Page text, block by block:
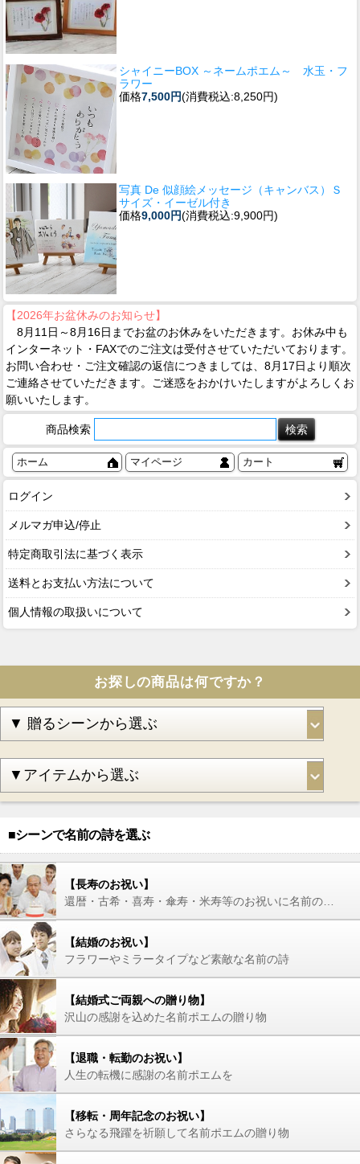
シャイニーBOX ～ネームポエム～ 水玉・フ
ラワー
価格7,500円(消費税込:8,250円)
写真 De 似顔絵メッセージ（キャンバス）Ｓ
サイズ・イーゼル付き
価格9,000円(消費税込:9,900円)
【2026年お盆休みのお知らせ】
8月11日～8月16日までお盆のお休みをいただきます。お休み中も
インターネット・FAXでのご注文は受付させていただいております。
お問い合わせ・ご注文確認の返信につきましては、8月17日より順次
ご連絡させていただきます。ご迷惑をおかけいたしますがよろしくお
願いいたします。
商品検索
ホーム マイページ カート
ログイン
メルマガ申込/停止
特定商取引法に基づく表示
送料とお支払い方法について
個人情報の取扱いについて
お探しの商品は何ですか？
■シーンで名前の詩を選ぶ
【長寿のお祝い】
【結婚のお祝い】
フラワーやミラータイプなど素敵な名前の詩
【結婚式ご両親への贈り物】
沢山の感謝を込めた名前ポエムの贈り物
【退職・転勤のお祝い】
人生の転機に感謝の名前ポエムを
【移転・周年記念のお祝い】
さらなる飛躍を祈願して名前ポエムの贈り物